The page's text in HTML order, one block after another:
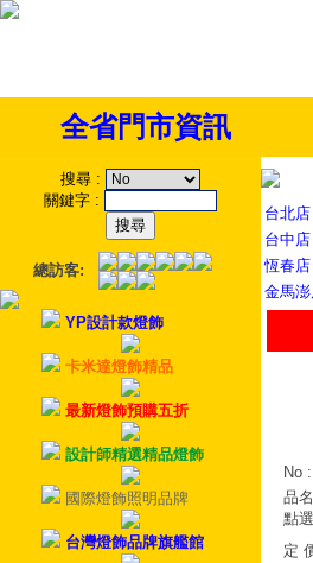
全省門市資訊
搜尋 :
關鍵字 :
總訪客:
YP設計款燈飾
卡米達燈飾精品
最新燈飾預購五折
設計師精選精品燈飾
國際燈飾照明品牌
台灣燈飾品牌旗艦館
台北店
台中店
恆春店
金馬
No :
品名
點選
定